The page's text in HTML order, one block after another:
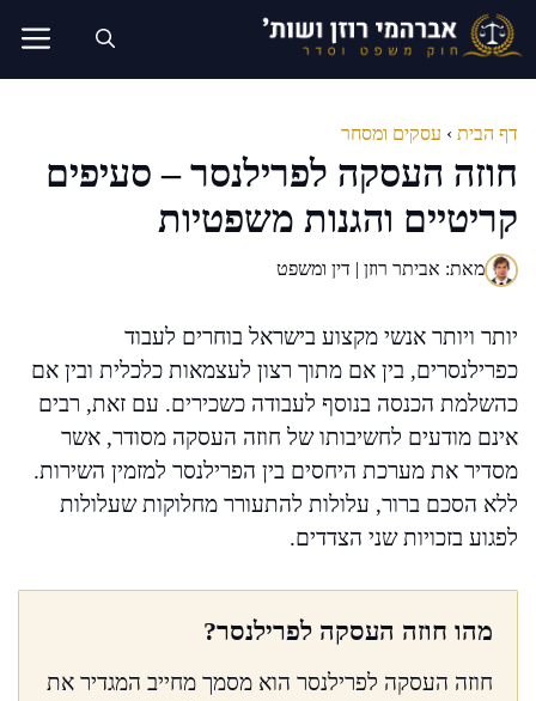
לדלג
לתוכן
דף הבית › עסקים ומסחר
חוזה העסקה לפרילנסר – סעיפים
קריטיים והגנות משפטיות
מאת: אביתר רוזן | דין ומשפט
יותר ויותר אנשי מקצוע בישראל בוחרים לעבוד
כפרילנסרים, בין אם מתוך רצון לעצמאות כלכלית ובין אם
כהשלמת הכנסה בנוסף לעבודה כשכירים. עם זאת, רבים
אינם מודעים לחשיבותו של חוזה העסקה מסודר, אשר
מסדיר את מערכת היחסים בין הפרילנסר למזמין השירות.
ללא הסכם ברור, עלולות להתעורר מחלוקות שעלולות
לפגוע בזכויות שני הצדדים.
מהו חוזה העסקה לפרילנסר?
חוזה העסקה לפרילנסר הוא מסמך מחייב המגדיר את